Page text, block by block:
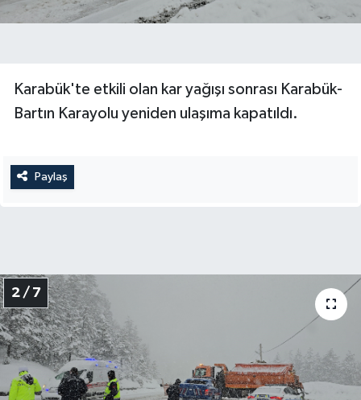
Karabük'te etkili olan kar yağışı sonrası Karabük-
Bartın Karayolu yeniden ulaşıma kapatıldı.
Paylaş
2 / 7
YEREL